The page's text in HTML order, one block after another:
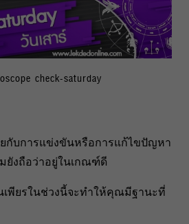
check-saturday
กับการแข่งขันหรือการแก้ไขปัญหา
ยังถือว่าอยู่ในเกณฑ์ดี
พียรในช่วงนี้จะทำให้คุณมีฐานะที่